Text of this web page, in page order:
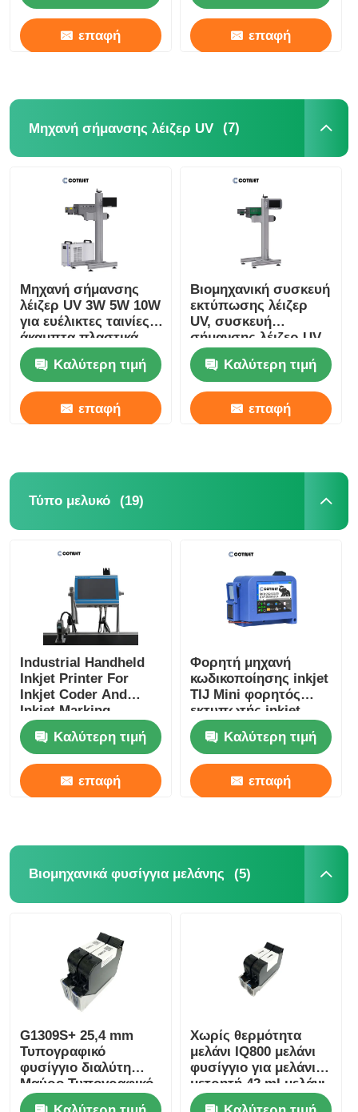
επαφή επαφή
Μηχανή σήμανσης λέιζερ UV (7)
Μηχανή σήμανσης
λέιζερ UV 3W 5W 10W
για ευέλικτες ταινίες /
άκαμπτα πλαστικά
220V 50HZ
Καλύτερη τιμή
επαφή
Βιομηχανική συσκευή
εκτύπωσης λέιζερ
UV, συσκευή
σήμανσης λέιζερ UV
Καλύτερη τιμή
επαφή
Τύπο μελυκό (19)
Industrial Handheld
Inkjet Printer For
Inkjet Coder And
Inkjet Marking
Καλύτερη τιμή
επαφή
Φορητή μηχανή
κωδικοποίησης inkjet
TIJ Mini φορητός
εκτυπωτής inkjet
Καλύτερη τιμή
επαφή
Βιομηχανικά φυσίγγια μελάνης (5)
G1309S+ 25,4 mm
Τυπογραφικό
φυσίγγιο διαλύτη
Μαύρο Τυπογραφικό
φυσίγγιο μίας ίντσας
Χωρίς θερμότητα
μελάνι IQ800 μελάνι
φυσίγγιο για μελάνι
μετρητή 42 ml μελάνι
με βάση διαλύτες